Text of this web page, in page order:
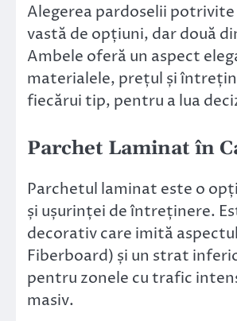
Alegerea pardoselii
vastă de opțiuni, dar două
Ambele oferă un aspect
materialele, prețul și
fiecărui tip, pentru a lua
Parchet Laminat în
Parchetul laminat este o
și ușurinței de întreținere.
decorativ care imită
Fiberboard) și un strat
pentru zonele cu trafic
masiv.